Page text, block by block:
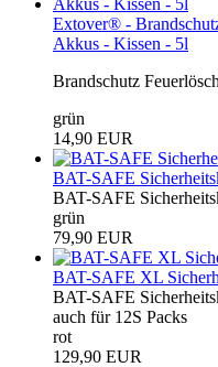
Extover® -
Akkus - Kissen - 5l
Brandschutz
grün
14,90 EUR
BAT-SAFE
BAT-SAFE
grün
79,90 EUR
BAT-SAFE XL
BAT-SAFE
auch für 12S Packs
rot
129,90 EUR